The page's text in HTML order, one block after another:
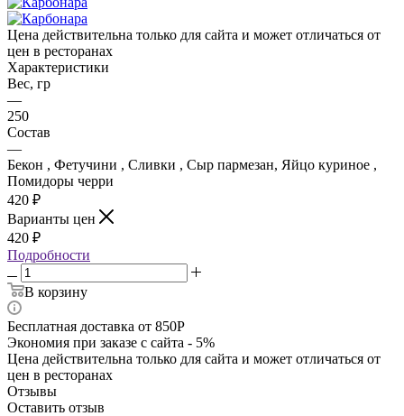
Цена действительна только для сайта и может отличаться от
цен в ресторанах
Характеристики
Вес, гр
—
250
Состав
—
Бекон , Фетучини , Сливки , Сыр пармезан, Яйцо куриное ,
Помидоры черри
420 ₽
Варианты цен
420 ₽
Подробности
В корзину
Бесплатная доставка от 850Р
Экономия при заказе с сайта - 5%
Цена действительна только для сайта и может отличаться от
цен в ресторанах
Отзывы
Оставить отзыв